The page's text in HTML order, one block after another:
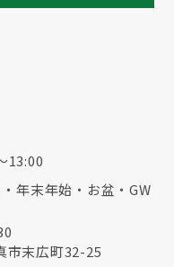
年末年始・お盆・GW
市末広町32-25